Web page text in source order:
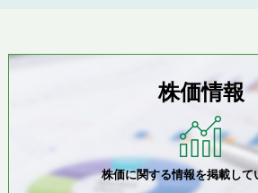
株価情報
株価に関する情報を掲載して